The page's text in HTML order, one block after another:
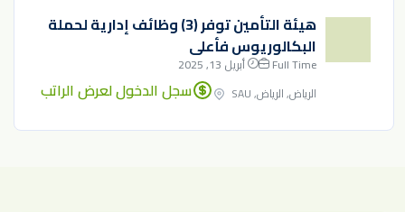
هيئة التأمين توفر (3) وظائف إدارية لحملة
البكالوريوس فأعلى
Full Time
أبريل 13, 2025
الرياض, الرياض, SAU
سجل الدخول لعرض الراتب